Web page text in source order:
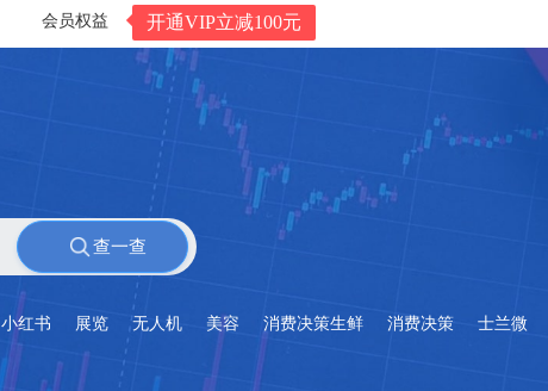
会员权益 开通VIP立减100元
查一查
小红书 展览 无人机 美容 消费决策生鲜 消费决策 士兰微